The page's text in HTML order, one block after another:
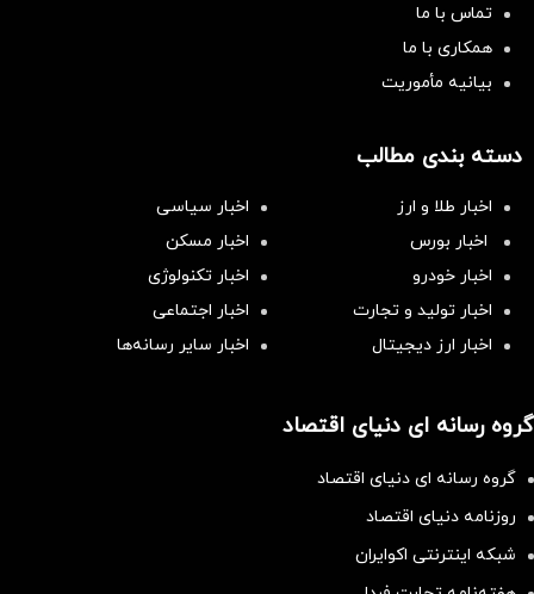
تماس با ما
همکاری با ما
بیانیه مأموریت
دسته بندی مطالب
اخبار طلا و ارز
اخبار سیاسی
اخبار بورس
اخبار مسکن
اخبار خودرو
اخبار تکنولوژی
اخبار تولید و تجارت
اخبار اجتماعی
اخبار ارز دیجیتال
اخبار سایر رسانه‌‌ها
گروه رسانه ای دنیای اقتصاد
گروه رسانه ای دنیای اقتصاد
روزنامه دنیای اقتصاد
شبکه اینترنتی اکوایران